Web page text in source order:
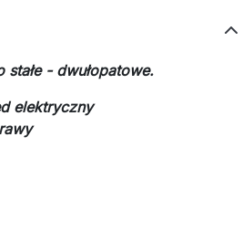
stałe - dwułopatowe.
elektryczny